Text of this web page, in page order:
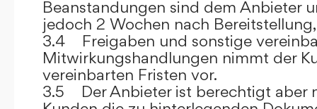
Beanstandungen sind dem Anbieter
jedoch 2 Wochen nach
3.4 Freigaben und sonstige
Mitwirkungshandlungen nimmt der
vereinbarten Fristen vor.
3.5 Der Anbieter ist berechtigt aber